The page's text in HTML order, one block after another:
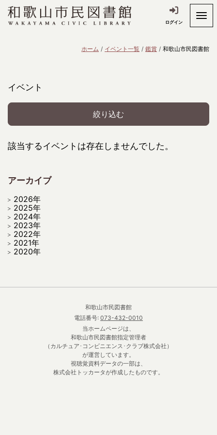
ログイン
ホーム イベント一覧 鑑賞 和歌山市民図書館
イベント
絞り込む
該当するイベントは存在しませんでした。
アーカイブ
2026年
2025年
2024年
2023年
2022年
2021年
2020年
和歌山市民図書館
電話番号: 073-432-0010
当ホームページは、
和歌山市民図書館指定管理者
（カルチュア･コンビニエンス･クラブ株式会社）
が運営しています。
視聴覚資料データの一部は、
株式会社トッカータが作成したものです。